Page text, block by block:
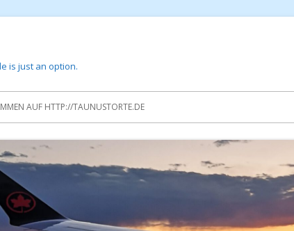
is just an option.
AUF HTTP://TAUNUSTORTE.DE